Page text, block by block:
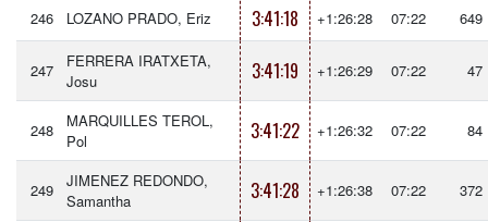
246 LOZANO PRADO, Eriz 3:41:18 +1:26:28 07:22 649
247
FERRERA IRATXETA,
Josu
3:41:19 +1:26:29 07:22 47
248
MARQUILLES TEROL,
Pol
3:41:22 +1:26:32 07:22 84
249
JIMENEZ REDONDO,
Samantha
3:41:28 +1:26:38 07:22 372